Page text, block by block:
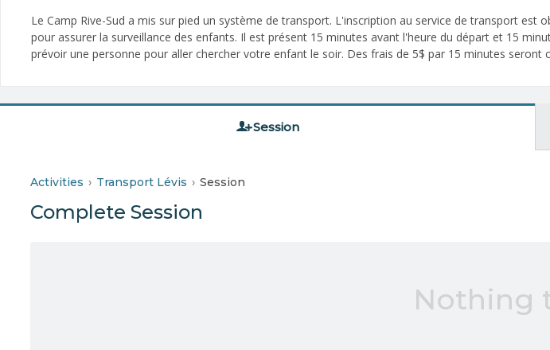
Le Camp Rive-Sud a mis sur pied un système de transport. L'inscription au service de transport
pour assurer la surveillance des enfants. Il est présent 15 minutes avant l'heure du départ et 15
prévoir une personne pour aller chercher votre enfant le soir. Des frais de 5$ par 15 minutes
Session
Activities Transport Lévis Session
Complete Session
Nothing